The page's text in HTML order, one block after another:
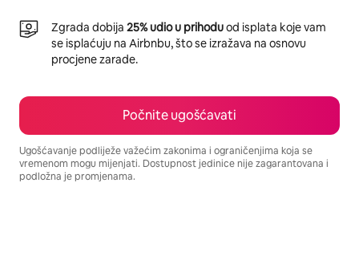
Zgrada dobija 25% udio u prihoduod isplata koje vam
se isplaćuju na Airbnbu, što se izražava na osnovu
procjene zarade.
Počnite ugošćavati
Ugošćavanje podliježe važećim zakonima i ograničenjima koja se
vremenom mogu mijenjati. Dostupnost jedinice nije zagarantovana i
podložna je promjenama.